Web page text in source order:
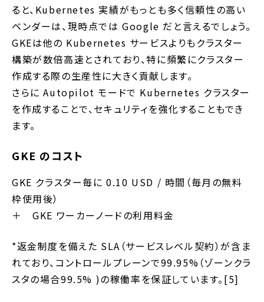
ると、Kubernetes 実績がもっとも多く信頼性の高い
ベンダーは、現時点では Google だと言えるでしょう。
GKEは他の Kubernetes サービスよりもクラスター
構築が数倍高速とされており、特に頻繁にクラスター
作成する際の生産性に大きく貢献します。
さらに Autopilot モードで Kubernetes クラスター
を作成することで、セキュリティを強化することもでき
ます。
GKE のコスト
GKE クラスター毎に 0.10 USD / 時間（毎月の無料
枠使用後）
＋ GKE ワーカーノードの利用料金
*返金制度を備えた SLA（サービスレベル契約）が含ま
れており、コントロールプレーンで99.95%（ゾーンクラ
スタの場合99.5% )の稼働率を保証しています。[5]